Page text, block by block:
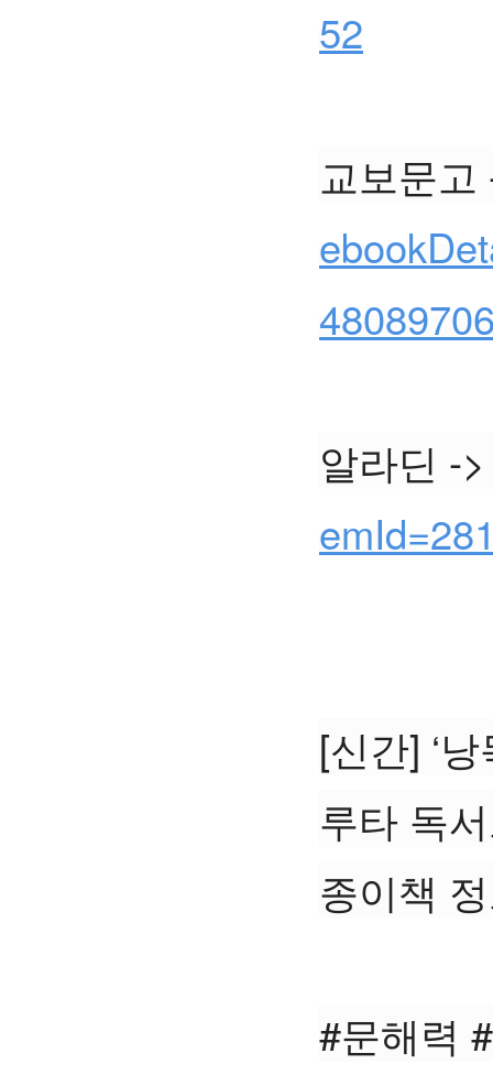
52
교보문
알라딘 -
[신간] ‘
루타 독
종이책
#문해력